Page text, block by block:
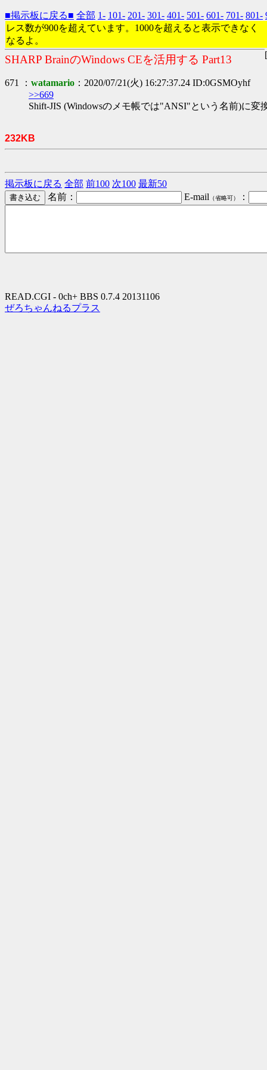
■掲示板に戻る■ 全部 1- 101- 201- 301- 401- 501- 601- 701- 801-
レス数が900を超えています。1000を超えると表示できなく
なるよ。
SHARP BrainのWindows CEを活用する Part13
671 ： watamario ：2020/07/21(火) 16:27:37.24 ID:0GSMOyhf
>>669
Shift-JIS (Windowsのメモ帳では"ANSI"という名前)に変
232KB
掲示板に戻る 全部 前100 次100 最新50
名前：
E-mail （省略可） ：
READ.CGI - 0ch+ BBS 0.7.4 20131106
ぜろちゃんねるプラス